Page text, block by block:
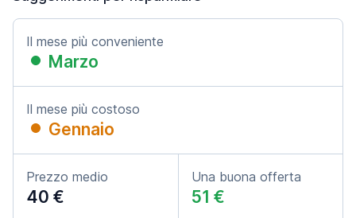
Il mese più conveniente
Marzo
Il mese più costoso
Gennaio
Prezzo medio
40 €
Una buona offerta
51 €